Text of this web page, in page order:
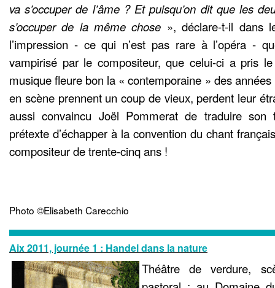
va s’occuper de l’âme ? Et puisqu’on dit que les
s’occuper de la même chose », déclare-t-il dans
l’impression - ce qui n’est pas rare à l’opéra -
vampirisé par le compositeur, que celui-ci a pris
musique fleure bon la « contemporaine » des
en scène prennent un coup de vieux, perdent leur
aussi convaincu Joël Pommerat de traduire son
prétexte d’échapper à la convention du chant
compositeur de trente-cinq ans !
Photo ©Elisabeth Carecchio
Aix 2011, journée 1 : Handel dans la nature
Théâtre de verdure,